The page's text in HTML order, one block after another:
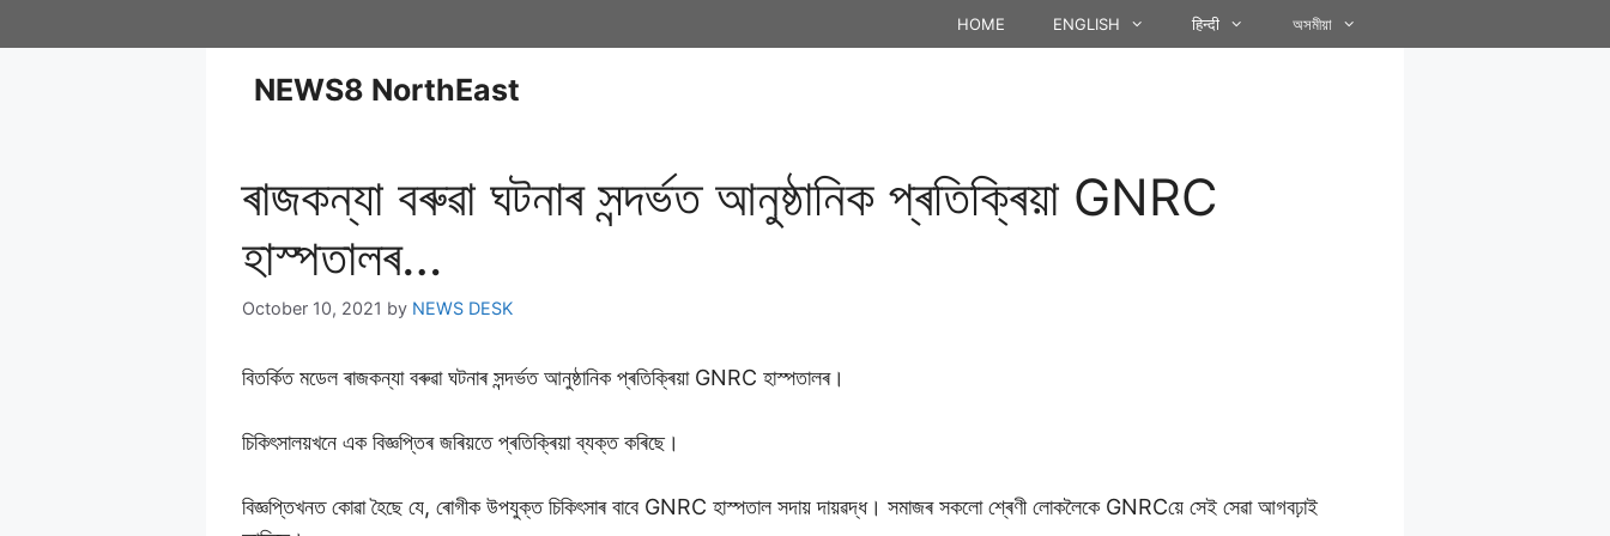
HOME ENGLISH हिन्दी অসমীয়া
NEWS8 NorthEast
ৰাজকন্যা বৰুৱা ঘটনাৰ সন্দৰ্ভত আনুষ্ঠানিক প্ৰতিক্ৰিয়া GNRC
হাস্পতালৰ…
October 10, 2021 by NEWS DESK
বিতৰ্কিত মডেল ৰাজকন্যা বৰুৱা ঘটনাৰ সন্দৰ্ভত আনুষ্ঠানিক প্ৰতিক্ৰিয়া GNRC হাস্পতালৰ।
চিকিৎসালয়খনে এক বিজ্ঞপ্তিৰ জৰিয়তে প্ৰতিক্ৰিয়া ব্যক্ত কৰিছে।
বিজ্ঞপ্তিখনত কোৱা হৈছে যে, ৰোগীক উপযুক্ত চিকিৎসাৰ বাবে GNRC হাস্পতাল সদায় দায়ৱদ্ধ। সমাজৰ সকলো শ্ৰেণী লোকলৈকে GNRCয়ে সেই সেৱা আগবঢ়াই